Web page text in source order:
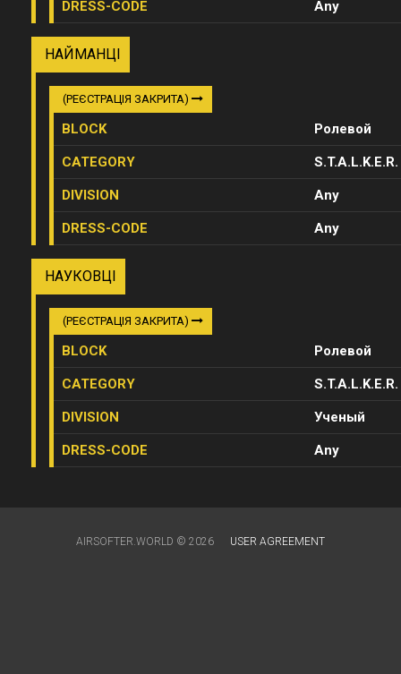
DRESS-CODE Any
НАЙМАНЦІ
(РЕЄСТРАЦІЯ ЗАКРИТА)
BLOCK Ролевой
CATEGORY S.T.A.L.K.E.R.
DIVISION Any
DRESS-CODE Any
НАУКОВЦІ
(РЕЄСТРАЦІЯ ЗАКРИТА)
BLOCK Ролевой
CATEGORY S.T.A.L.K.E.R.
DIVISION Ученый
DRESS-CODE Any
AIRSOFTER.WORLD © 2026 USER AGREEMENT